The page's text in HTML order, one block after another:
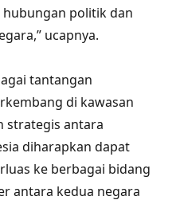
politik dan
ucapnya.
tantangan
di kawasan
strategis antara
diharapkan dapat
ke berbagai bidang
antara kedua negara